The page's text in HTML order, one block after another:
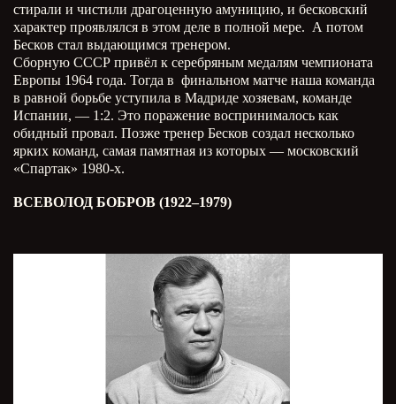
стирали и чистили драгоценную амуницию, и бесковский
характер проявлялся в этом деле в полной мере. А потом
Бесков стал выдающимся тренером.
Сборную СССР привёл к серебряным медалям чемпионата
Европы 1964 года. Тогда в финальном матче наша команда
в равной борьбе уступила в Мадриде хозяевам, команде
Испании, — 1:2. Это поражение воспринималось как
обидный провал. Позже тренер Бесков создал несколько
ярких команд, самая памятная из которых — московский
«Спартак» 1980-х.
ВСЕВОЛОД БОБРОВ (1922–1979)